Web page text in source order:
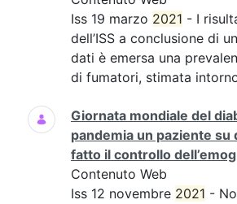
Iss 19 marzo 2021 - I
dell’ISS a conclusione di
dati è emersa una
di fumatori, stimata
Giornata mondiale del
pandemia un paziente su
fatto il controllo
Contenuto Web
Iss 12 novembre 2021 -